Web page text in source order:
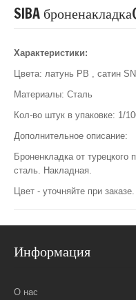
SIBA
Характеристики:
Цвета: латунь PB , сатин
Материалы: Сталь
Кол-во штук в упаковке: 1/
Дополнительное описание:
Броненкладка от турецкого
сталь. Накладная.
Цвет - уточняйте при заказе.
Информация
О нас